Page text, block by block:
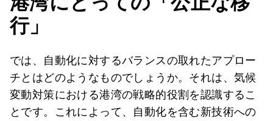
行」
では、自動化に対するバランスの取れたアプロー
チとはどのようなものでしょうか。それは、気候
変動対策における港湾の戦略的役割を認識するこ
とです。これによって、自動化を含む新技術への